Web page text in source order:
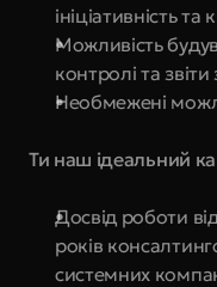
ініціативність та
Можливість
контролі та звіти
Необмежені
Ти наш ідеальний
Досвід роботи
років
системних